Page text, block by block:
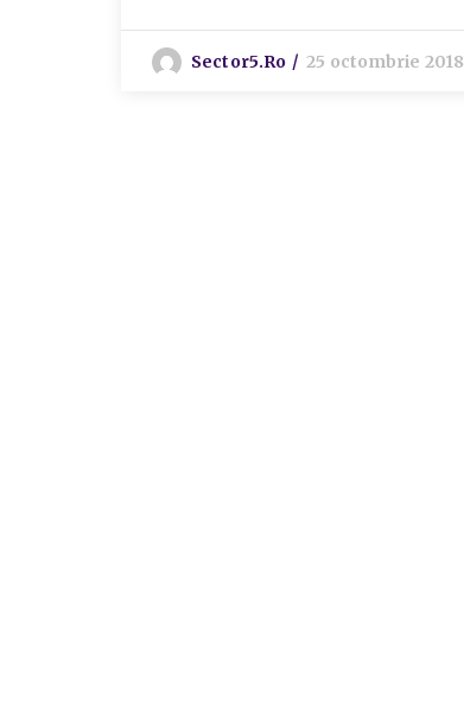
Sector5.ro 25 octombrie 2018